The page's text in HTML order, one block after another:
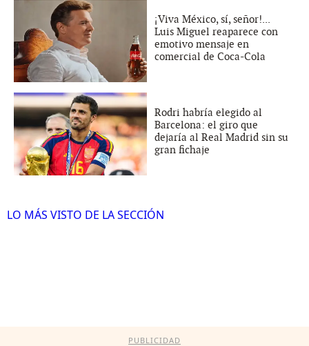
¡Viva México, sí, señor!...
Luis Miguel reaparece con
emotivo mensaje en
comercial de Coca-Cola
Rodri habría elegido al
Barcelona: el giro que
dejaría al Real Madrid sin su
gran fichaje
LO MÁS VISTO DE LA SECCIÓN
PUBLICIDAD